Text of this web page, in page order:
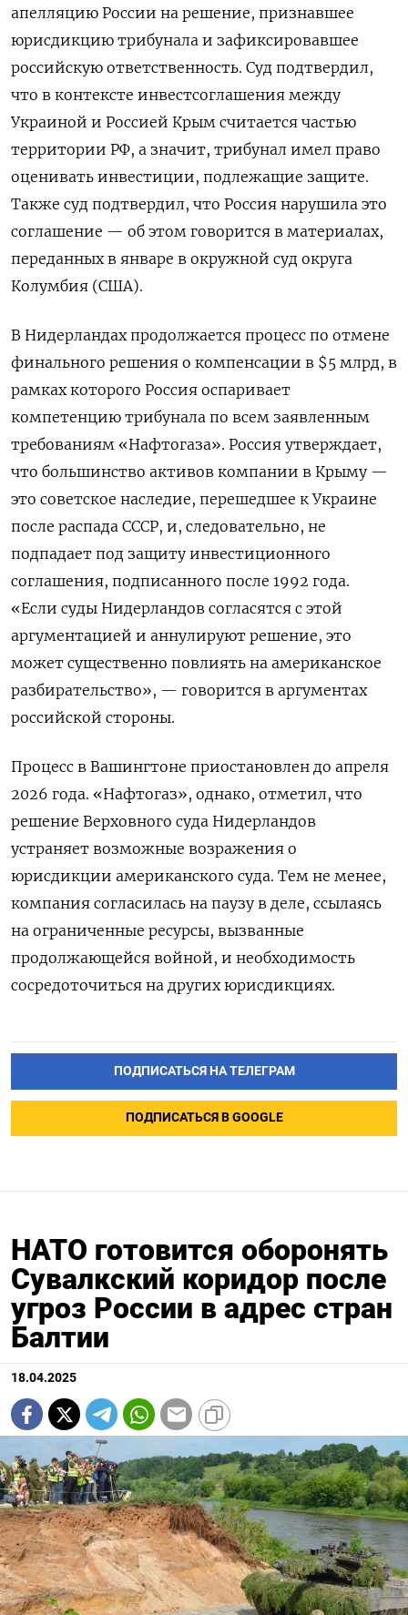
апелляцию России на решение, признавшее
юрисдикцию трибунала и зафиксировавшее
российскую ответственность. Суд подтвердил,
что в контексте инвестсоглашения между
Украиной и Россией Крым считается частью
территории РФ, а значит, трибунал имел право
оценивать инвестиции, подлежащие защите.
Также суд подтвердил, что Россия нарушила это
соглашение — об этом говорится в материалах,
переданных в январе в окружной суд округа
Колумбия (США).
В Нидерландах продолжается процесс по отмене
финального решения о компенсации в $5 млрд, в
рамках которого Россия оспаривает
компетенцию трибунала по всем заявленным
требованиям «Нафтогаза». Россия утверждает,
что большинство активов компании в Крыму —
это советское наследие, перешедшее к Украине
после распада СССР, и, следовательно, не
подпадает под защиту инвестиционного
соглашения, подписанного после 1992 года.
«Если суды Нидерландов согласятся с этой
аргументацией и аннулируют решение, это
может существенно повлиять на американское
разбирательство», — говорится в аргументах
российской стороны.
Процесс в Вашингтоне приостановлен до апреля
2026 года. «Нафтогаз», однако, отметил, что
решение Верховного суда Нидерландов
устраняет возможные возражения о
юрисдикции американского суда. Тем не менее,
компания согласилась на паузу в деле, ссылаясь
на ограниченные ресурсы, вызванные
продолжающейся войной, и необходимость
сосредоточиться на других юрисдикциях.
ПОДПИСАТЬСЯ НА ТЕЛЕГРАМ
ПОДПИСАТЬСЯ В GOOGLE
НАТО готовится оборонять
Сувалкский коридор после
угроз России в адрес стран
Балтии
18.04.2025